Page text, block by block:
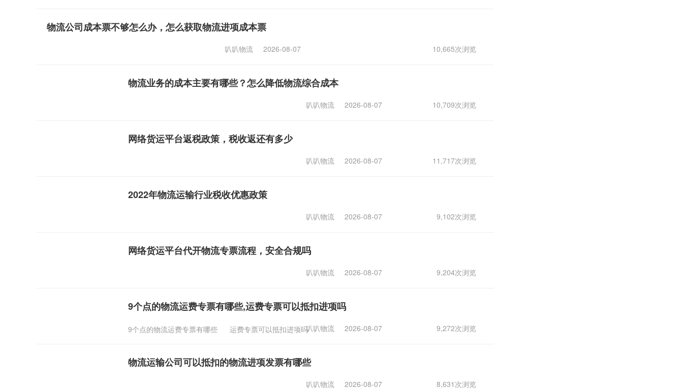
物流公司成本票不够怎么办，怎么获取物流进项成本票
叭叭物流 2026-08-07 10,665次浏览
物流业务的成本主要有哪些？怎么降低物流综合成本
叭叭物流 2026-08-07 10,709次浏览
网络货运平台返税政策，税收返还有多少
叭叭物流 2026-08-07 11,717次浏览
2022年物流运输行业税收优惠政策
叭叭物流 2026-08-07 9,102次浏览
网络货运平台代开物流专票流程，安全合规吗
叭叭物流 2026-08-07 9,204次浏览
9个点的物流运费专票有哪些,运费专票可以抵扣进项吗
9个点的物流运费专票有哪些 运费专票可以抵扣进项吗叭叭物流 2026-08-07 9,272次浏览
物流运输公司可以抵扣的物流进项发票有哪些
叭叭物流 2026-08-07 8,631次浏览